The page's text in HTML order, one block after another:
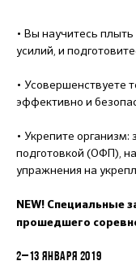
• Вы научитесь
усилий, и
• Усовершенствуете
эффективно и
• Укрепите
подготовкой (ОФП),
упражнения на
NEW! Специальные
прошедшего
2–13 ЯНВАРЯ 2019